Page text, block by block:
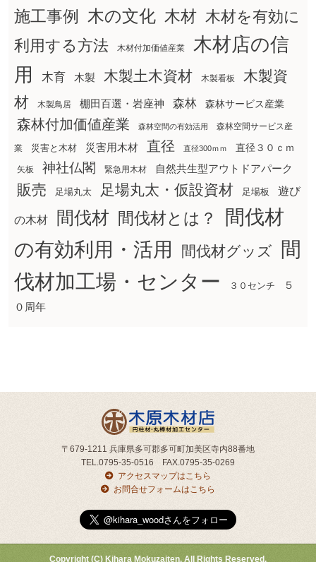
施工事例
木の文化 木材 木材を有効に
利用する方法
木材付加価値産業
木材店の信
用
木育 木製 木製土木資材 木製看板
木製資
材
木製鳥居 棚田百選・岩座神 森林 森林サービス産業
森林付加価値産業 森林空間の有効活用 森林空間サービス産
業 災害と木材 災害用木材 直径 直径300ｍｍ 直径３０ｃｍ
矢板 神社仏閣 緊急用木材 自然共生型アウトドアパーク
販売 足場丸太 足場丸太・仮設資材 足場板 遊び
の木材 間伐材 間伐材とは？
間伐材
の有効利用・活用
間伐材グッズ
間
伐材加工場・センター
３０センチ
５
０周年
〒679-1211 兵庫県多可郡多可町加美区寺内88番地
TEL.0795-35-0516 FAX.0795-35-0269
アクセスマップはこちら
お問合せフォームはこちら
Copyright (C) Kihara Mokuzaiten. All Rights Reserved.